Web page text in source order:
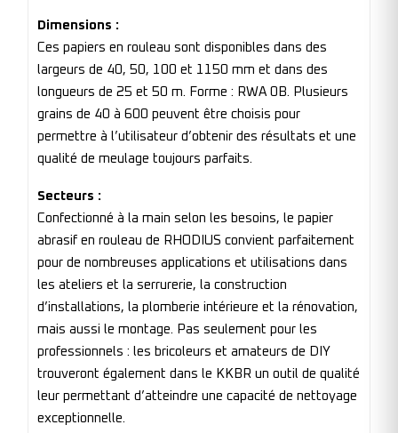
Dimensions :
Ces papiers en rouleau sont disponibles dans des
largeurs de 40, 50, 100 et 1150 mm et dans des
longueurs de 25 et 50 m. Forme : RWA 0B. Plusieurs
grains de 40 à 600 peuvent être choisis pour
permettre à l’utilisateur d’obtenir des résultats et une
qualité de meulage toujours parfaits.
Secteurs :
Confectionné à la main selon les besoins, le papier
abrasif en rouleau de RHODIUS convient parfaitement
pour de nombreuses applications et utilisations dans
les ateliers et la serrurerie, la construction
d’installations, la plomberie intérieure et la rénovation,
mais aussi le montage. Pas seulement pour les
professionnels : les bricoleurs et amateurs de DIY
trouveront également dans le KKBR un outil de qualité
leur permettant d’atteindre une capacité de nettoyage
exceptionnelle.